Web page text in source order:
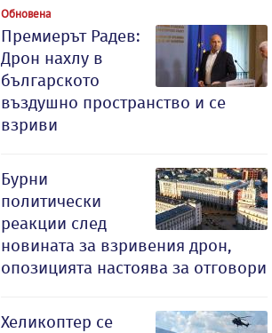
Обновена
Премиерът Радев:
Дрон нахлу в
българското
въздушно пространство и се
взриви
Бурни
политически
реакции след
новината за взривения дрон,
опозицията настоява за отговори
Хеликоптер се